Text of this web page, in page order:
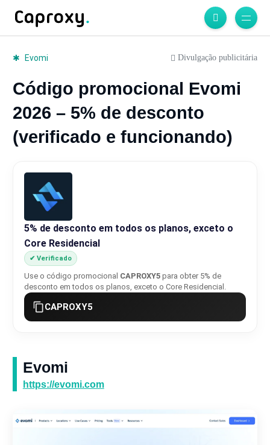
Evomi Divulgação publicitária
Código promocional Evomi
2026 – 5% de desconto
(verificado e funcionando)
5% de desconto em todos os planos, exceto o
Core Residencial
✔ Verificado
Use o código promocional CAPROXY5para obter 5% de
desconto em todos os planos, exceto o Core Residencial.
CAPROXY5
Evomi
https://evomi.com